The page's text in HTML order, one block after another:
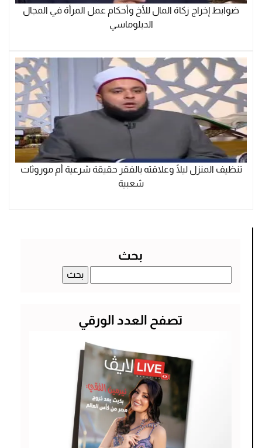
ضوابط إخراج زكاة المال للأخ وأحكام عمل المرأة في المجال
الدبلوماسي
تنظيف المنزل ليلًا وعلاقته بالفقر حقيقة شرعية أم موروثات
شعبية
بحث
عن:
تصفح العدد الورقي